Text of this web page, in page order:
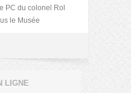
PC du colonel Rol
le Musée
LIGNE